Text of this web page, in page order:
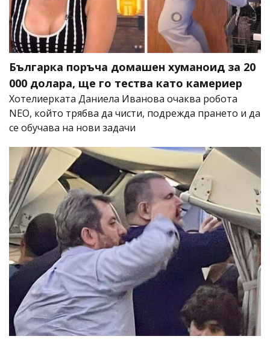
Българка поръча домашен хуманоид за 20
000 долара, ще го тества като камериер
Хотелиерката Даниела Иванова очаква робота
NEO, който трябва да чисти, подрежда прането и да
се обучава на нови задачи